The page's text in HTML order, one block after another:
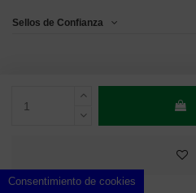
Sellos de Confianza
Consentimiento de cookies